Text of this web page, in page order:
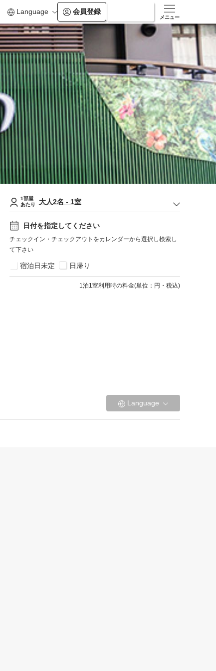
Language 会員登録
メニュー
1部屋
あたり
大人2名 - 1室
日付を指定してください
チェックイン・チェックアウトをカレンダーから選択し検索し
て下さい
宿泊日未定 日帰り
1 泊1室利用時の料金(単位：円・税込)
Language